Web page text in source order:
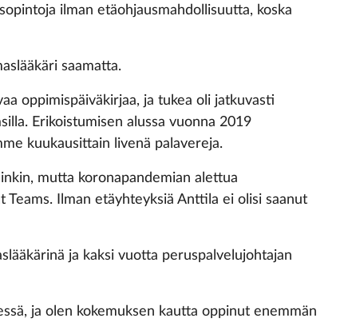
ilman etäohjausmahdollisuutta, koska
saamatta.
oppimispäiväkirjaa, ja tukea oli jatkuvasti
Erikoistumisen alussa vuonna 2019
kuukausittain livenä palavereja.
mutta koronapandemian alettua
Teams. Ilman etäyhteyksiä Anttila ei olisi saanut
ja kaksi vuotta peruspalvelujohtajan
ja olen kokemuksen kautta oppinut enemmän